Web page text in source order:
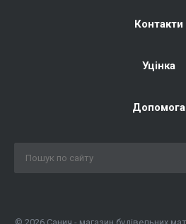
Контакти
Уцінка
Допомога